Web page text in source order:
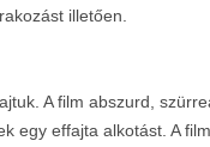
illetően.
A film abszurd,
egy effajta alkotást. A